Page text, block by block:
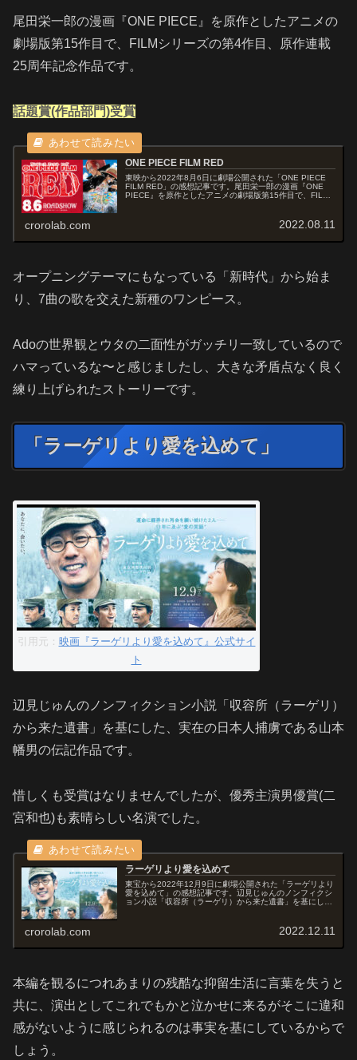
尾田栄一郎の漫画『ONE PIECE』を原作としたアニメの
劇場版第15作目で、FILMシリーズの第4作目、原作連載
25周年記念作品です。
話題賞(作品部門)受賞
ONE PIECE FILM RED
東映から2022年8月6日に劇場公開された「ONE PIECE
FILM RED」の感想記事です。尾田栄一郎の漫画『ONE
PIECE』を原作としたアニメの劇場版第15作目で、FILM
crorolab.com 2022.08.11
オープニングテーマにもなっている「新時代」から始ま
り、7曲の歌を交えた新種のワンピース。
Adoの世界観とウタの二面性がガッチリ一致しているので
ハマっているな〜と感じましたし、大きな矛盾点なく良く
練り上げられたストーリーです。
「ラーゲリより愛を込めて」
引用元： 映画『ラーゲリより愛を込めて』公式サイ
ト
辺見じゅんのノンフィクション小説「収容所（ラーゲリ）
から来た遺書」を基にした、実在の日本人捕虜である山本
幡男の伝記作品です。
惜しくも受賞はなりませんでしたが、優秀主演男優賞(二
宮和也)も素晴らしい名演でした。
ラーゲリより愛を込めて
東宝から2022年12月9日に劇場公開された「ラーゲリより
愛を込めて」の感想記事です。辺見じゅんのノンフィクシ
ョン小説「収容所（ラーゲリ）から来た遺書」を基にし
crorolab.com 2022.12.11
本編を観るにつれあまりの残酷な抑留生活に言葉を失うと
共に、演出としてこれでもかと泣かせに来るがそこに違和
感がないように感じられるのは事実を基にしているからで
しょう。